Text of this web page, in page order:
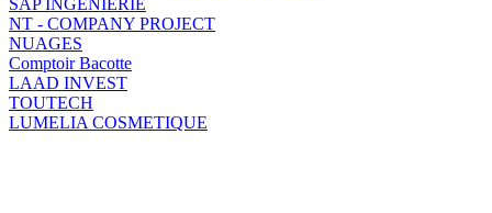
NT - COMPANY PROJECT
NUAGES
Comptoir Bacotte
LAAD INVEST
TOUTECH
LUMELIA COSMETIQUE